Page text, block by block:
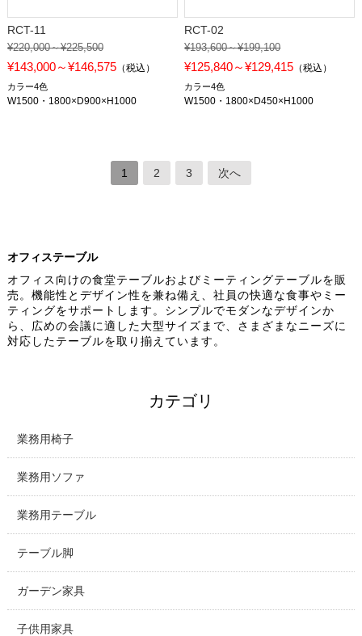
RCT-11
¥220,000～¥225,500
¥143,000～¥146,575（税込）
カラー4色
W1500・1800×D900×H1000
RCT-02
¥193,600～¥199,100
¥125,840～¥129,415 （税込）
カラー4色
W1500・1800×D450×H1000
1 2 3 次へ
オフィステーブル
オフィス向けの食堂テーブルおよびミーティングテーブルを販
売。機能性とデザイン性を兼ね備え、社員の快適な食事やミー
ティングをサポートします。シンプルでモダンなデザインか
ら、広めの会議に適した大型サイズまで、さまざまなニーズに
対応したテーブルを取り揃えています。
カテゴリ
業務用椅子
業務用ソファ
業務用テーブル
テーブル脚
ガーデン家具
子供用家具